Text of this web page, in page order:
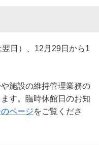
日）、12月29日から1
施設の維持管理業務の
す。臨時休館日のお知
ページをご覧くださ